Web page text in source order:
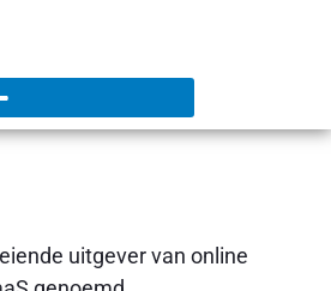
uitgever van online